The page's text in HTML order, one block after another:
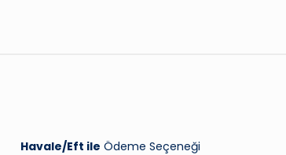
Havale/Eft ile Ödeme Seçeneği